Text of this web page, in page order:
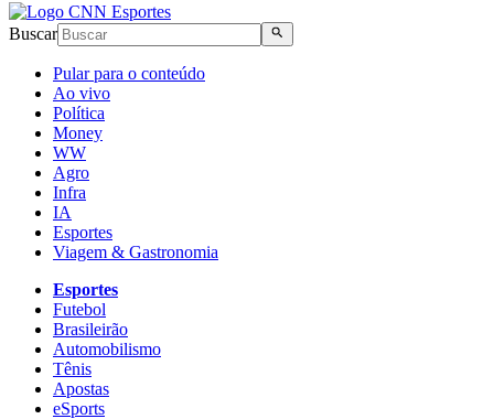
Buscar
Pular para o conteúdo
Ao vivo
Política
Money
WW
Agro
Infra
IA
Esportes
Viagem & Gastronomia
Esportes
Futebol
Brasileirão
Automobilismo
Tênis
Apostas
eSports